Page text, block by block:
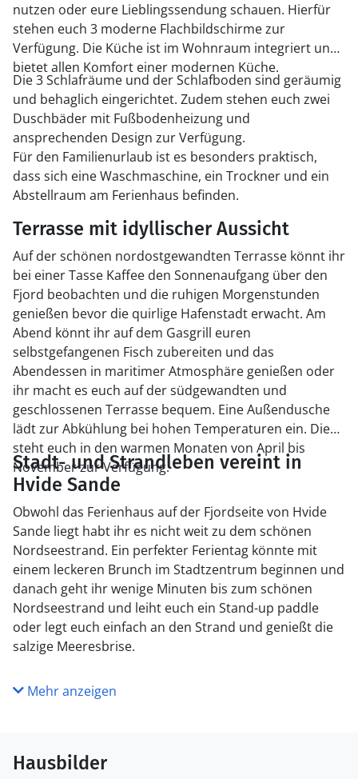
nutzen oder eure Lieblingssendung schauen. Hierfür
stehen euch 3 moderne Flachbildschirme zur
Verfügung. Die Küche ist im Wohnraum integriert und
bietet allen Komfort einer modernen Küche.
Die 3 Schlafräume und der Schlafboden sind geräumig
und behaglich eingerichtet. Zudem stehen euch zwei
Duschbäder mit Fußbodenheizung und
ansprechenden Design zur Verfügung.
Für den Familienurlaub ist es besonders praktisch,
dass sich eine Waschmaschine, ein Trockner und ein
Abstellraum am Ferienhaus befinden.
Terrasse mit idyllischer Aussicht
Auf der schönen nordostgewandten Terrasse könnt ihr
bei einer Tasse Kaffee den Sonnenaufgang über den
Fjord beobachten und die ruhigen Morgenstunden
genießen bevor die quirlige Hafenstadt erwacht. Am
Abend könnt ihr auf dem Gasgrill euren
selbstgefangenen Fisch zubereiten und das
Abendessen in maritimer Atmosphäre genießen oder
ihr macht es euch auf der südgewandten und
geschlossenen Terrasse bequem. Eine Außendusche
lädt zur Abkühlung bei hohen Temperaturen ein. Diese
steht euch in den warmen Monaten von April bis
November zur Verfügung.
Stadt- und Strandleben vereint in
Hvide Sande
Obwohl das Ferienhaus auf der Fjordseite von Hvide
Sande liegt habt ihr es nicht weit zu dem schönen
Nordseestrand. Ein perfekter Ferientag könnte mit
einem leckeren Brunch im Stadtzentrum beginnen und
danach geht ihr wenige Minuten bis zum schönen
Nordseestrand und leiht euch ein Stand-up paddle
oder legt euch einfach an den Strand und genießt die
salzige Meeresbrise.
Mehr anzeigen
Hausbilder